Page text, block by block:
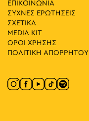
ΕΠΙΚΟΙΝΩΝΙΑ
ΣΥΧΝΕΣ ΕΡΩΤΗΣΕΙΣ
ΣΧΕΤΙΚΑ
MEDIA ΚIT
ΟΡΟΙ ΧΡΗΣΗΣ
ΠΟΛΙΤΙΚΗ ΑΠΟΡΡΗΤΟΥ